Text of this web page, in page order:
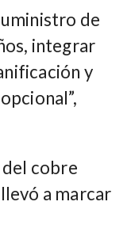
de
integrar
y
cobre
a marcar